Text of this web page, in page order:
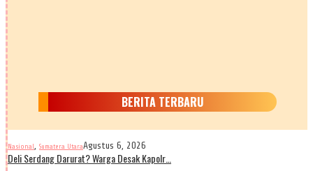
BERITA TERBARU
Nasional, Sumatera UtaraAgustus 6, 2026
Deli Serdang Darurat? Warga Desak Kapolr…